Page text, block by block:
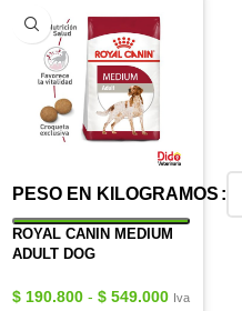
PESO EN KILOGRAMOS
ROYAL CANIN MEDIUM
ADULT DOG
$ 190.800 - $ 549.000 Iva